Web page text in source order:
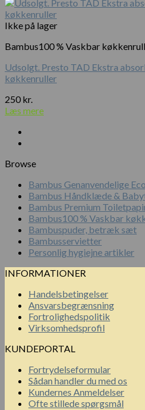
pris
var:
350 kr..
pris
Ikke på lager
Bambus100 % Vaskbar
Udsolgt. Presto TAD Ekstra
køkkenruller
250 kr.
Læs mere
Browse
Bambus Genanvendelige
Bambus Håndklæde &
Bambus Premium
Bambus100 % Vaskbar
Bambuspuder, betræk sæt
Bambusservietter
Personlig hygiejne artikler
INFORMATIONER
Handelsbetingelser
Ansvarsbegrænsning
Fortrolighedspolitik
Virksomhedsprofil
KUNDEPORTAL
Fortrydelseformular
Sådan handler du med os
Kundernes Anmeldelser
Ofte stillede spørgsmål